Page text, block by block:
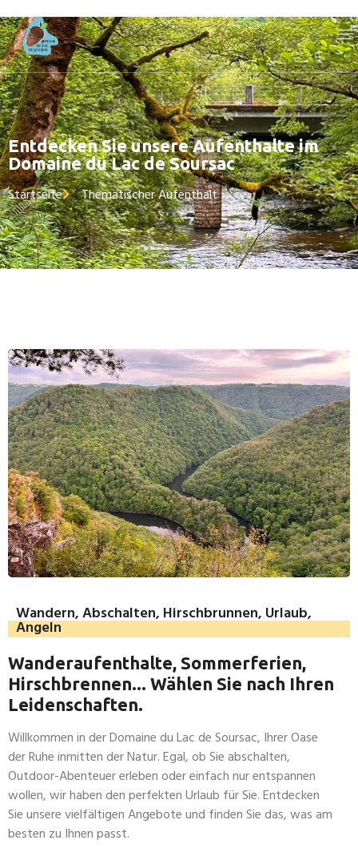
Entdecken Sie unsere Aufenthalte im
Domaine du Lac de Soursac
Startseite Thematischer Aufenthalt
Wandern, Abschalten, Hirschbrunnen, Urlaub,
Angeln
Wanderaufenthalte, Sommerferien,
Hirschbrennen... Wählen Sie nach Ihren
Leidenschaften.
Willkommen in der Domaine du Lac de Soursac, Ihrer Oase
der Ruhe inmitten der Natur. Egal, ob Sie abschalten,
Outdoor-Abenteuer erleben oder einfach nur entspannen
wollen, wir haben den perfekten Urlaub für Sie. Entdecken
Sie unsere vielfältigen Angebote und finden Sie das, was am
besten zu Ihnen passt.